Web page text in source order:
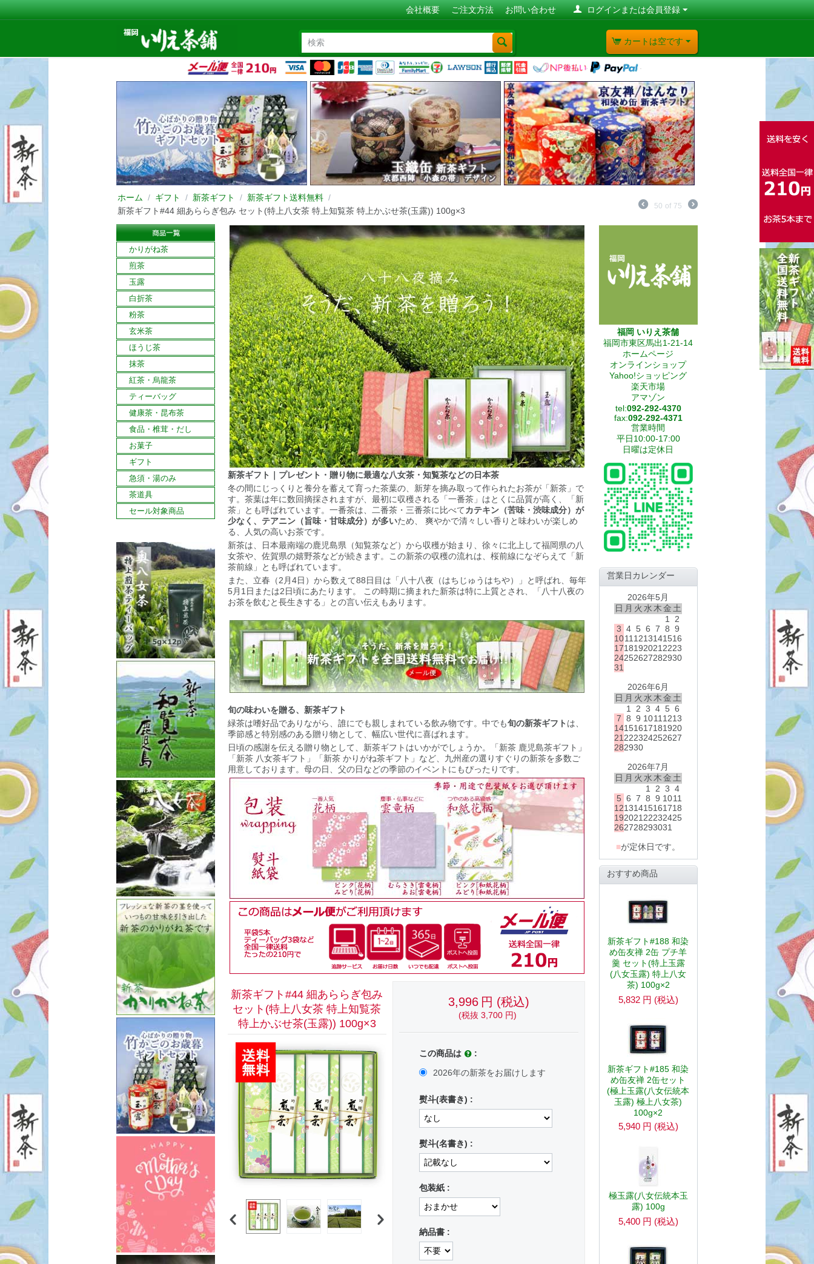
ログインまたは会員登録
会社概要 ご注文方法 お問い合わせ
カートは空です
ホーム / ギフト / 新茶ギフト / 新茶ギフト送料無料 /
新茶ギフト#44 細あららぎ包み セット(特上八女茶 特上知覧茶 特上かぶせ茶(玉露)) 100g×3
50 of 75
かりがね茶
煎茶
玉露
白折茶
粉茶
玄米茶
ほうじ茶
抹茶
紅茶・烏龍茶
ティーバッグ
健康茶・昆布茶
食品・椎茸・だし
お菓子
ギフト
急須・湯のみ
茶道具
セール対象商品
新茶ギフト｜プレゼント・贈り物に最適な八女茶・知覧茶などの日本茶
冬の間にじっくりと養分を蓄えて育った茶葉の、新芽を摘み取って作られたお茶が「新茶」で
す。茶葉は年に数回摘採されますが、最初に収穫される「一番茶」はとくに品質が高く、「新
茶」とも呼ばれています。一番茶は、二番茶・三番茶に比べてカテキン（苦味・渋味成分）が
少なく、テアニン（旨味・甘味成分）が多いため、 爽やかで清々しい香りと味わいが楽しめ
る、人気の高いお茶です。
新茶は、日本最南端の鹿児島県（知覧茶など）から収穫が始まり、徐々に北上して福岡県の八
女茶や、佐賀県の嬉野茶などが続きます。この新茶の収穫の流れは、桜前線になぞらえて「新
茶前線」とも呼ばれています。
また、立春（2月4日）から数えて88日目は「八十八夜（はちじゅうはちや）」と呼ばれ、毎年
5月1日または2日頃にあたります。 この時期に摘まれた新茶は特に上質とされ、「八十八夜の
お茶を飲むと長生きする」との言い伝えもあります。
旬の味わいを贈る、新茶ギフト
緑茶は嗜好品でありながら、誰にでも親しまれている飲み物です。中でも旬の新茶ギフト は、
季節感と特別感のある贈り物として、幅広い世代に喜ばれます。
日頃の感謝を伝える贈り物として、新茶ギフトはいかがでしょうか。「新茶 鹿児島茶ギフト」
「新茶 八女茶ギフト」「新茶 かりがね茶ギフト」など、九州産の選りすぐりの新茶を多数ご
用意しております。母の日、父の日などの季節のイベントにもぴったりです。
新茶ギフト#44 細あららぎ包み
セット(特上八女茶 特上知覧茶
特上かぶせ茶(玉露)) 100g×3
3,996 円 (税込)
(税抜 3,700 円)
この商品は
:
2026年の新茶をお届けします
熨斗(表書き) :
熨斗(名書き) :
包装紙 :
納品書 :
福岡 いりえ茶舗
福岡市東区馬出1-21-14
ホームページ
オンラインショップ
Yahoo!ショッピング
楽天市場
アマゾン
tel:092-292-4370
fax:092-292-4371
営業時間
平日10:00-17:00
日曜は定休日
営業日カレンダー
2026年5月
日 月 火 水 木 金 土
1
2
3 4 5 6 7 8 9
1011 1213141516
1718192021 2223
24252627282930
31
2026年6月
日 月 火 水 木 金 土
1
2 3 4 5 6
7 8 9 1011 1213
14151617181920
21 222324252627
282930
2026年7月
日 月 火 水 木 金 土
1
2 3 4
5 6 7 8 9 1011
12131415161718
192021 22232425
262728293031
■が定休日です。
おすすめ商品
新茶ギフト#188 和染
め缶友禅 2缶 プチ羊
羹 セット(特上玉露
(八女玉露) 特上八女
茶) 100g×2
5,832 円 (税込)
新茶ギフト#185 和染
め缶友禅 2缶セット
(極上玉露(八女伝統本
玉露) 極上八女茶)
100g×2
5,940 円 (税込)
極玉露(八女伝統本玉
露) 100g
5,400 円 (税込)